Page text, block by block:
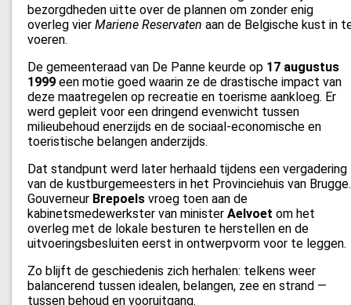
bezorgdheden uitte over de plannen om zonder enig
overleg vier Mariene Reservaten aan de Belgische kust in
voeren.
De gemeenteraad van De Panne keurde op 17 augustus
1999 een motie goed waarin ze de drastische impact van
deze maatregelen op recreatie en toerisme aankloeg. Er
werd gepleit voor een dringend evenwicht tussen
milieubehoud enerzijds en de sociaal-economische en
toeristische belangen anderzijds.
Dat standpunt werd later herhaald tijdens een vergadering
van de kustburgemeesters in het Provinciehuis van Brugge.
Gouverneur Brepoels vroeg toen aan de
kabinetsmedewerkster van minister Aelvoet om het
overleg met de lokale besturen te herstellen en de
uitvoeringsbesluiten eerst in ontwerpvorm voor te leggen.
Zo blijft de geschiedenis zich herhalen: telkens weer
balancerend tussen idealen, belangen, zee en strand —
tussen behoud en vooruitgang.